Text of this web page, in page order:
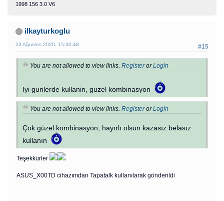
1998 156 3.0 V6
ilkayturkoglu
#15
23 Ağustos 2020, 15:30:48
You are not allowed to view links. RegisterorLogin
Iyi gunlerde kullanin, guzel kombinasyon
You are not allowed to view links. RegisterorLogin
Çok güzel kombinasyon, hayırlı olsun kazasız belasız
kullanın
Teşekkürler
ASUS_X00TD cihazımdan Tapatalk kullanılarak gönderildi